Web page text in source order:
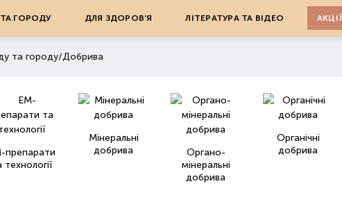
ГОРОДУ ДЛЯ ЗДОРОВ'Я ЛІТЕРАТУРА ТА ВІДЕО АКЦІЇ
та городу/Добрива
препарати
технології
Мінеральні
добрива
Органо-
мінеральні
добрива
Органічні
добрива